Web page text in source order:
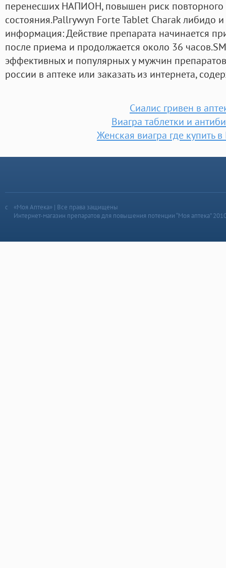
перенесших НАПИОН, повышен риск повторного
состояния.Pallrywyn Forte Tablet Charak либидо
информация: Действие препарата начинается
после приема и продолжается около 36
эффективных и популярных у мужчин
россии в аптеке или заказать из интернета,
Сиалис гривен в
Виагра таблетки и
Женская виагра где купить
«Моя Аптека» | Все права защищены
Интернет-магазин препаратов для повышения потенции “Моя аптека”